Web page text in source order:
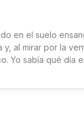
en el suelo
al mirar por la
Yo sabía qué día